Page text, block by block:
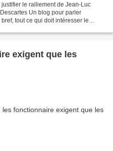
le ralliement de Jean-Luc
Un blog pour parler
tout ce qui doit intéresser le
exigent que les